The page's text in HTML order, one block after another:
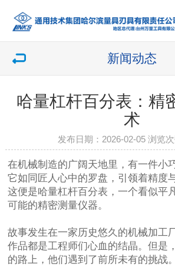
新闻动态
哈量杠杆百分表：精
术
发布日期：2026-02-05 浏览次
在机械制造的广阔天地里，有一件小
它如同匠人心中的罗盘，引领着精度
这便是哈量杠杆百分表，一个看似平
可能的精密测量仪器。
故事发生在一家历史悠久的机械加工
作品都是工程师们心血的结晶。但是
的路上，他们遇到了前所未有的挑战